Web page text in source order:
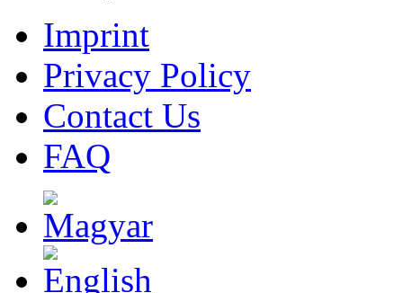
Imprint
Privacy Policy
Contact Us
FAQ